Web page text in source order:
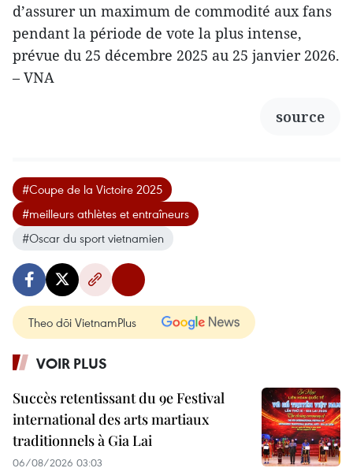
d’assurer un maximum de commodité aux fans
pendant la période de vote la plus intense,
prévue du 25 décembre 2025 au 25 janvier 2026.
– VNA
source
#Coupe de la Victoire 2025
#meilleurs athlètes et entraîneurs
#Oscar du sport vietnamien
Theo dõi VietnamPlus
VOIR PLUS
Succès retentissant du 9e Festival
international des arts martiaux
traditionnels à Gia Lai
06/08/2026 03:03